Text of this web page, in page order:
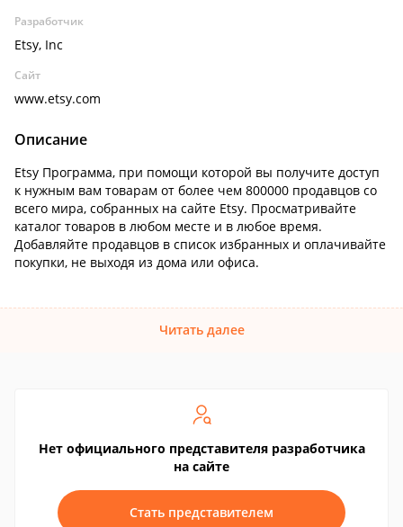
Разработчик
Etsy, Inc
Сайт
www.etsy.com
Описание
Etsy Программа, при помощи которой вы получите доступ
к нужным вам товарам от более чем 800000 продавцов со
всего мира, собранных на сайте Etsy. Просматривайте
каталог товаров в любом месте и в любое время.
Добавляйте продавцов в список избранных и оплачивайте
покупки, не выходя из дома или офиса.
Читать далее
Нет официального представителя разработчика
на сайте
Стать представителем